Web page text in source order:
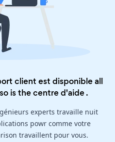
client est disponible all
is thecentre d'aide.
experts travaille nuit
powr comme votre
travaillent pour vous.